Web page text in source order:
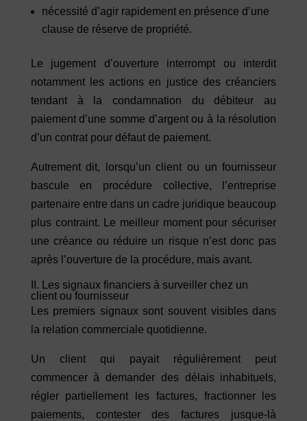
nécessité d’agir rapidement en présence d’une
clause de réserve de propriété.
Le jugement d’ouverture interrompt ou interdit
notamment les actions en justice des créanciers
tendant à la condamnation du débiteur au
paiement d’une somme d’argent ou à la résolution
d’un contrat pour défaut de paiement.
Autrement dit, lorsqu’un client ou un fournisseur
bascule en procédure collective, l’entreprise
partenaire entre dans un cadre juridique beaucoup
plus contraint. Le meilleur moment pour sécuriser
une créance ou réduire un risque n’est donc pas
après l’ouverture de la procédure, mais avant.
II. Les signaux financiers à surveiller chez un
client ou fournisseur
Les premiers signaux sont souvent visibles dans
la relation commerciale quotidienne.
Un client qui payait régulièrement peut
commencer à demander des délais inhabituels,
régler partiellement les factures, fractionner les
paiements, contester des factures jusque-là